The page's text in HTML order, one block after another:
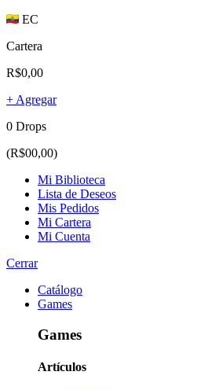
EC
Cartera
R$0,00
+ Agregar
0 Drops
(R$00,00)
Mi Biblioteca
Lista de Deseos
Mis Pedidos
Mi Cartera
Mi Cuenta
Cerrar
Catálogo
Games
Games
Artículos